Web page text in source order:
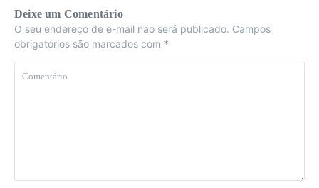
Deixe um Comentário
O seu endereço de e-mail não será publicado. Campos
obrigatórios são marcados com *